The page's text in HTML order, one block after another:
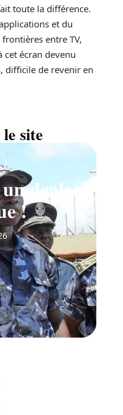
toute la différence.
et du
entre TV,
cet écran devenu
difficile de revenir en
site
dealer
!
de la